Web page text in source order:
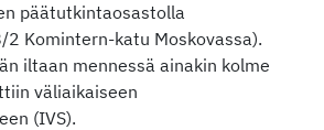
päätutkintaosastolla
Komintern-katu Moskovassa).
iltaan mennessä ainakin kolme
väliaikaiseen
(IVS).